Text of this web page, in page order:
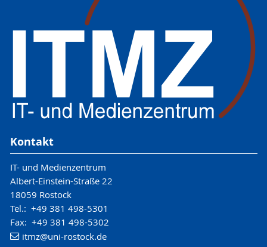
Kontakt
IT- und Medienzentrum
Albert-Einstein-Straße 22
18059 Rostock
Tel.: +49 381 498-5301
Fax: +49 381 498-5302
itmz@uni-rostock.de